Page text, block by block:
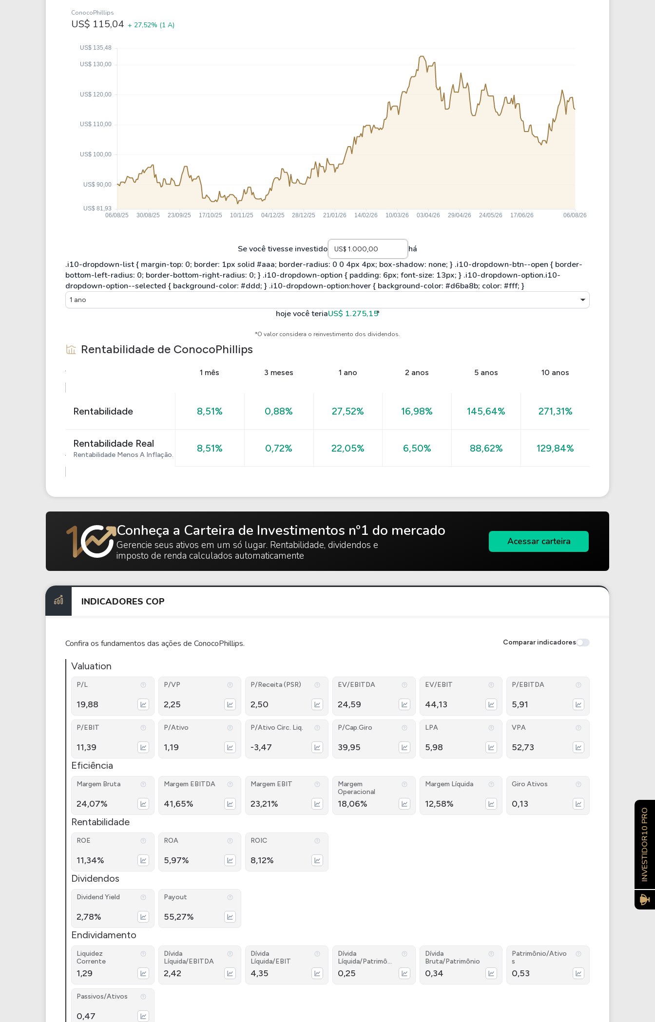
Klabin
Petrobrás
Ver todos
KNCR11
ConocoPhillips
US$ 115,04 + 27,52% (1 A)
Se você tivesse investido há
1 ano
hoje você teriaUS$ 1.275,15*
*O valor considera o reinvestimento dos dividendos.
Rentabilidade de ConocoPhillips
1 mês 3 meses 1 ano 2 anos 5 anos 10 anos
Rentabilidade 8,51% 0,88% 27,52% 16,98% 145,64% 271,31%
Rentabilidade Real
Rentabilidade Menos A Inflação.
8,51% 0,72% 22,05% 6,50% 88,62% 129,84%
Conheça a Carteira de Investimentos nº1 do mercado
Gerencie seus ativos em um só lugar. Rentabilidade, dividendos e
imposto de renda calculados automaticamente
Acessar carteira
INDICADORES COP
Confira os fundamentos das ações de ConocoPhillips. Comparar indicadores
Valuation
P/L
19,88
P/VP
2,25
P/Receita (PSR)
2,50
EV/EBITDA
24,59
EV/EBIT
44,13
P/EBITDA
5,91
P/EBIT
11,39
P/Ativo
1,19
P/Ativo Circ. Liq.
-3,47
P/Cap.Giro
39,95
LPA
5,98
VPA
52,73
Eficiência
Margem Bruta
24,07%
Margem EBITDA
41,65%
Margem EBIT
23,21%
Margem
Operacional
18,06%
Margem Líquida
12,58%
Giro Ativos
0,13
Rentabilidade
ROE
11,34%
ROA
5,97%
ROIC
8,12%
Dividendos
Dividend Yield
2,78%
Payout
55,27%
Endividamento
Liquidez
Corrente
1,29
Dívida
Líquida/EBITDA
2,42
Dívida
Líquida/EBIT
4,35
Dívida
Líquida/Patrimôni
o
0,25
Dívida
Bruta/Patrimônio
0,34
Patrimônio/Ativo
s
0,53
Passivos/Ativos
0,47
INVESTIDOR10 PRO